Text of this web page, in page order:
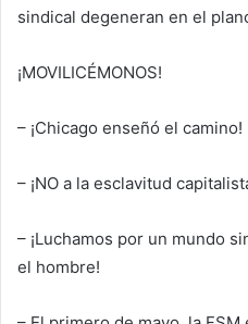
sindical degeneran en el
¡MOVILICÉMONOS!
– ¡Chicago enseñó el camino!
– ¡NO a la esclavitud
– ¡Luchamos por un mundo
el hombre!